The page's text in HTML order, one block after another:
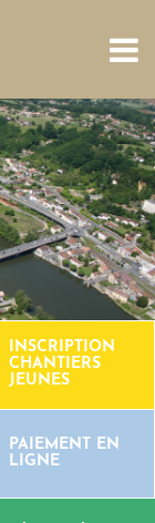
PROJETS
TOURISME
INSCRIPTION
CHANTIERS
JEUNES
PAIEMENT EN
LIGNE